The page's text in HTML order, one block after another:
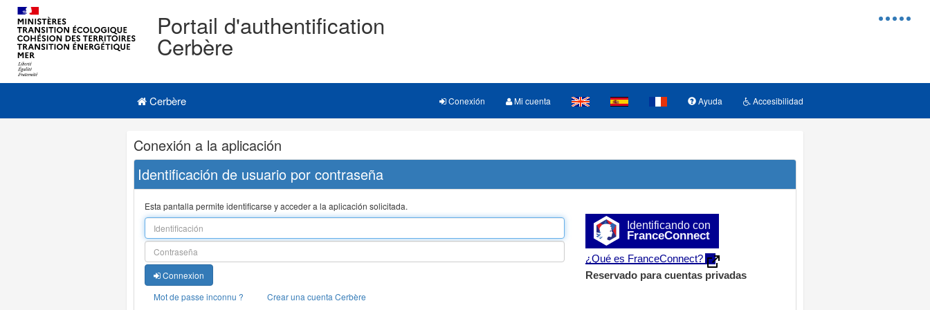
Menu
Portail d'authentification
Cerbère
Navigation
Menu principal
Cerbère Conexión Mi cuenta Ayuda Accesibilidad
Navigation
et
outils
annexes
Conexión a la aplicación
Identificación de usuario por contraseña
Identificando con
FranceConnect
¿Qué es FranceConnect?
Reservado para cuentas privadas
Esta pantalla permite identificarse y acceder a la aplicación solicitada.
Connexion
Mot de passe inconnu ?
Crear una cuenta Cerbère